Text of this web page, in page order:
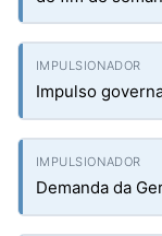
Impulso
Demanda da